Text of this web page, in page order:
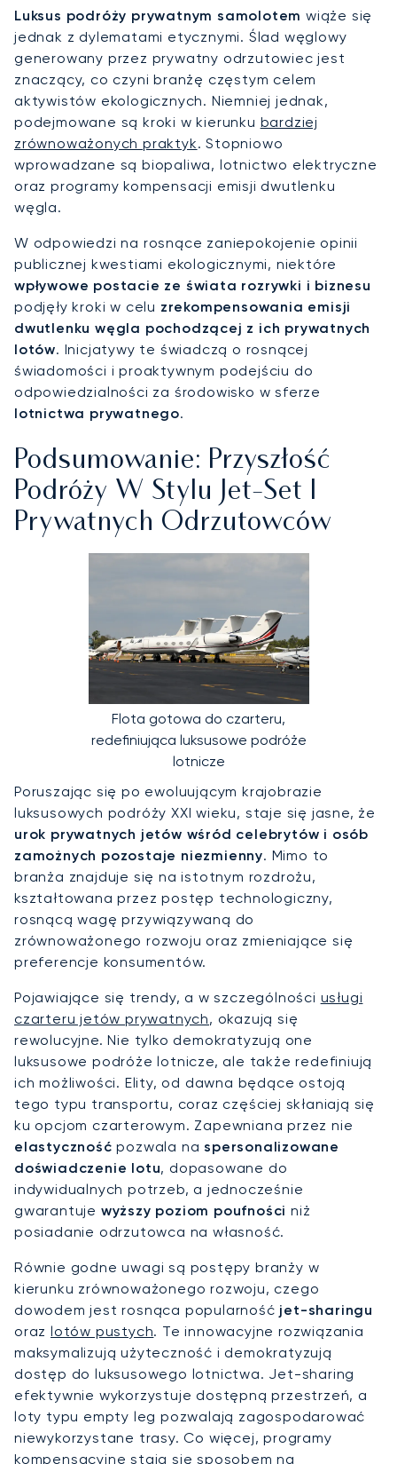
Luksus podróży prywatnym samolotem wiąże się
jednak z dylematami etycznymi. Ślad węglowy
generowany przez prywatny odrzutowiec jest
znaczący, co czyni branżę częstym celem
aktywistów ekologicznych. Niemniej jednak,
podejmowane są kroki w kierunku bardziej
zrównoważonych praktyk. Stopniowo
wprowadzane są biopaliwa, lotnictwo elektryczne
oraz programy kompensacji emisji dwutlenku
węgla.
W odpowiedzi na rosnące zaniepokojenie opinii
publicznej kwestiami ekologicznymi, niektóre
wpływowe postacie ze świata rozrywki i biznesu
podjęły kroki w celu zrekompensowania emisji
dwutlenku węgla pochodzącej z ich prywatnych
lotów. Inicjatywy te świadczą o rosnącej
świadomości i proaktywnym podejściu do
odpowiedzialności za środowisko w sferze
lotnictwa prywatnego.
Podsumowanie: Przyszłość
Podróży W Stylu Jet-Set I
Prywatnych Odrzutowców
Flota gotowa do czarteru,
redefiniująca luksusowe podróże
lotnicze
Poruszając się po ewoluującym krajobrazie
luksusowych podróży XXI wieku, staje się jasne, że
urok prywatnych jetów wśród celebrytów i osób
zamożnych pozostaje niezmienny. Mimo to
branża znajduje się na istotnym rozdrożu,
kształtowana przez postęp technologiczny,
rosnącą wagę przywiązywaną do
zrównoważonego rozwoju oraz zmieniające się
preferencje konsumentów.
Pojawiające się trendy, a w szczególności usługi
czarteru jetów prywatnych, okazują się
rewolucyjne. Nie tylko demokratyzują one
luksusowe podróże lotnicze, ale także redefiniują
ich możliwości. Elity, od dawna będące ostoją
tego typu transportu, coraz częściej skłaniają się
ku opcjom czarterowym. Zapewniana przez nie
elastyczność pozwala naspersonalizowane
doświadczenie lotu, dopasowane do
indywidualnych potrzeb, a jednocześnie
gwarantuje wyższy poziom poufności niż
posiadanie odrzutowca na własność.
Równie godne uwagi są postępy branży w
kierunku zrównoważonego rozwoju, czego
dowodem jest rosnąca popularność jet-sharingu
oraz lotów pustych. Te innowacyjne rozwiązania
maksymalizują użyteczność i demokratyzują
dostęp do luksusowego lotnictwa. Jet-sharing
efektywnie wykorzystuje dostępną przestrzeń, a
loty typu empty leg pozwalają zagospodarować
niewykorzystane trasy. Co więcej, programy
kompensacyjne stają się sposobem na